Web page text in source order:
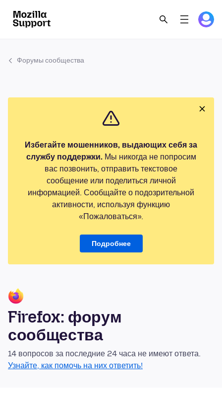
Форумы сообщества
Избегайте мошенников, выдающих себя за
службу поддержки.Мы никогда не попросим
вас позвонить, отправить текстовое
сообщение или поделиться личной
информацией. Сообщайте о подозрительной
активности, используя функцию
«Пожаловаться».
Подробнее
Firefox: форум
сообщества
14 вопросов за последние 24 часа не имеют ответа.
Узнайте, как помочь на них ответить!